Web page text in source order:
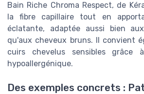
Bain Riche Chroma Respect, de
la fibre capillaire tout en
éclatante, adaptée aussi bien
qu'aux cheveux bruns. Il convient
cuirs chevelus sensibles grâce
hypoallergénique.
Des exemples concrets :